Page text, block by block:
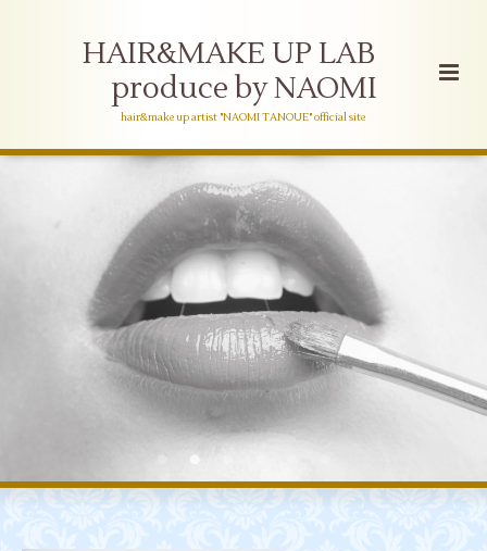
HAIR&MAKE UP LAB
produce by NAOMI
hair&make up artist "NAOMI TANOUE" official site